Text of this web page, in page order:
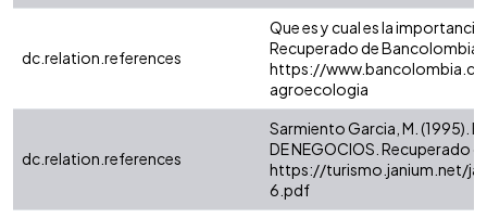
dc.relation.references
Que es y cual es la
Recuperado de Bancolombia:
https://
agroecologia
dc.relation.references
Sarmiento Garcia, M. (1995). EL
DE NEGOCIOS. Recuperado
https://turismo.janium.net/
6.pdf